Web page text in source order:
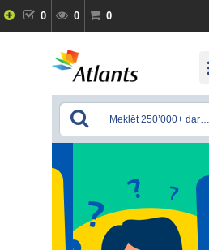
0 0 0